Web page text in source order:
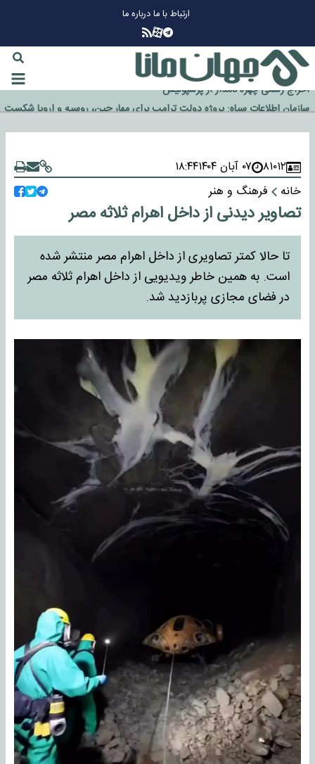
ارتباط با مادرباره ما
گزینه جدایی اوسمار روی میز مدیران پرسپولیس
آیا رئیس جمهور آمریکا قانون را دور می‌زند؟
اخراج رسمی چهره نامدار از پرسپولیس
سازمان اطلاعات سپاه: پروژه دولت ترامپ برای مهار چین، روسیه و اروپا شکست
خورد
۸۱۰۱۲ ۰۷ آبان ۱۴۰۴
۱۸:۴۴
خانه
فرهنگ و هنر
تصاویر دیدنی از داخل اهرام ثلاثه مصر
تا حالا کمتر تصاویری از داخل اهرام مصر منتشر شده
است. به همین خاطر ویدیویی از داخل اهرام ثلاثه مصر
در فضای مجازی پربازدید شد.